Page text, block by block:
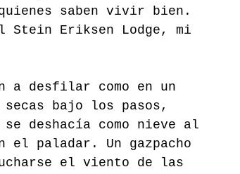
saben vivir bien.
Stein Eriksen Lodge, mi
a desfilar como en un
bajo los pasos,
deshacía como nieve al
paladar. Un gazpacho
el viento de las